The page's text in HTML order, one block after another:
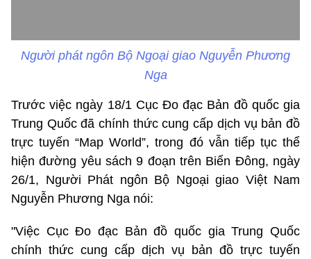
Người phát ngôn Bộ Ngoại giao Nguyễn Phương
Nga
Trước việc ngày 18/1 Cục Đo đạc Bản đồ quốc gia
Trung Quốc đã chính thức cung cấp dịch vụ bản đồ
trực tuyến “Map World”, trong đó vẫn tiếp tục thể
hiện đường yêu sách 9 đoạn trên Biển Đông, ngày
26/1, Người Phát ngôn Bộ Ngoại giao Việt Nam
Nguyễn Phương Nga nói:
"Việc Cục Đo đạc Bản đồ quốc gia Trung Quốc
chính thức cung cấp dịch vụ bản đồ trực tuyến